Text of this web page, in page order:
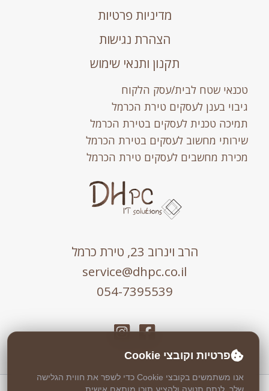
מדיניות פרטיות
הצהרת נגישות
תקנון ותנאי שימוש
טכנאי שטח לבית/עסק הלקוח
גיבוי בענן לעסקים טירת הכרמל
תמיכה טכנית לעסקים בטירת הכרמל
שירותי מחשוב לעסקים בטירת הכרמל
מכירת מחשבים לעסקים טירת הכרמל
הרב וינרוב 23, טירת כרמל
service@dhpc.co.il
054-7395539
פרטיות וקובצי Cookie
אנו משתמשים בקובצי Cookie כדי לשפר את חווית הגלישה